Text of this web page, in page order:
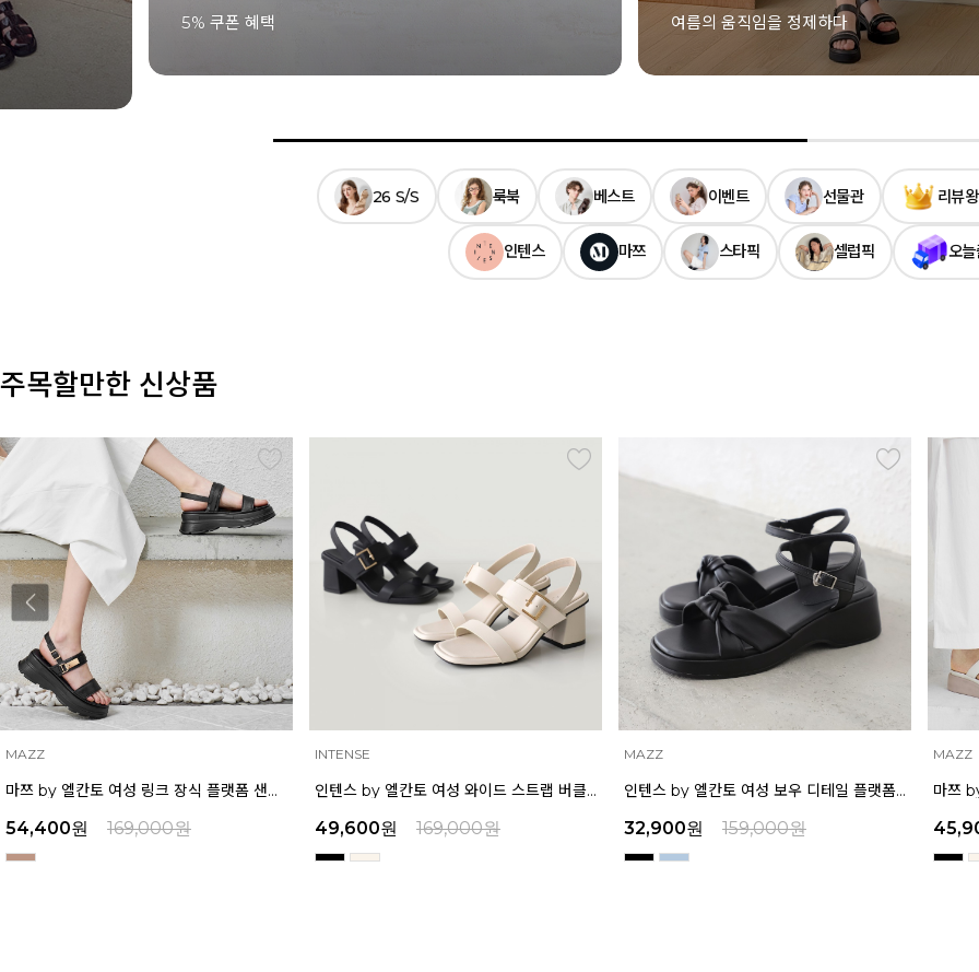
여름의 움직임을 정제하다
26 S/S 룩북 베스트 이벤트 선물관 리뷰
인텐스 마쯔 스타픽 셀럽픽 오
주목할만한 신상품
INTENSE
49,600원 169,000원
MAZZ
인텐스 by 엘칸토 여성 보우 디테일 플랫폼 샌들 5cm LCWW45I626
32,900원 159,000원
MAZZ
마쯔 by 엘칸토 여성 와이드 위빙 크로스 컴포트 뮬 3.5cm LCWW62M626
45,900원 159,000원
MAZZ